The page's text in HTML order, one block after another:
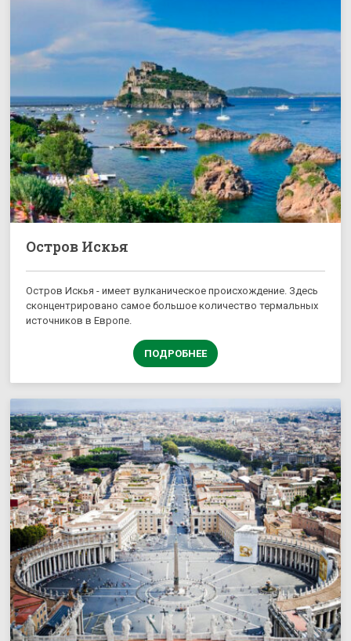
Остров Искья
Остров Искья - имеет вулканическое происхождение. Здесь
сконцентрировано самое большое количество термальных
источников в Европе.
ПОДРОБНЕЕ